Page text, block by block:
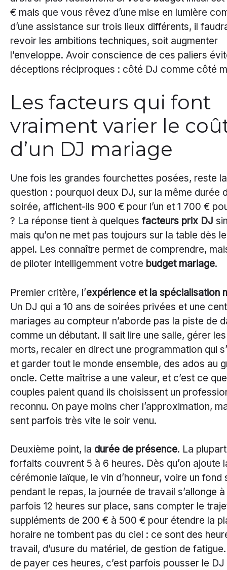
€ mais que vous rêvez d’une mise en lumière
d’une assistance sur trois lieux différents, il
revoir les ambitions techniques, soit augmenter
l’enveloppe. Avoir conscience de ces paliers
déceptions réciproques : côté DJ comme côté
Les facteurs qui font
vraiment varier le
d’un DJ mariage
Une fois les grandes fourchettes posées, reste
question : pourquoi deux DJ, sur la même durée
soirée, affichent-ils 900 € pour l’un et 1 700 €
? La réponse tient à quelques facteurs prix DJ
mais qu’on ne met pas toujours sur la table dès
appel. Les connaître permet de comprendre,
de piloter intelligemment votre budget mariage.
Premier critère, l’expérience et la spécialisation
Un DJ qui a 10 ans de soirées privées et une
mariages au compteur n’aborde pas la piste de
comme un débutant. Il sait lire une salle, gérer
morts, recaler en direct une programmation qui
et garder tout le monde ensemble, des ados au
oncle. Cette maîtrise a une valeur, et c’est ce
couples paient quand ils choisissent un
reconnu. On paye moins cher l’approximation,
sent parfois très vite le soir venu.
Deuxième point, la durée de présence. La
forfaits couvrent 5 à 6 heures. Dès qu’on ajoute
cérémonie laïque, le vin d’honneur, voire un fond
pendant le repas, la journée de travail s’allonge à
parfois 12 heures sur place, sans compter le
suppléments de 200 € à 500 € pour étendre la
horaire ne tombent pas du ciel : ce sont des
travail, d’usure du matériel, de gestion de
de payer ces heures, c’est parfois pousser le